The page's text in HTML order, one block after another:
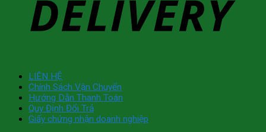
LIÊN HỆ
Chính Sách Vận Chuyển
Hướng Dẫn Thanh Toán
Quy Định Đổi Trả
Giấy chứng nhận doanh nghiệp